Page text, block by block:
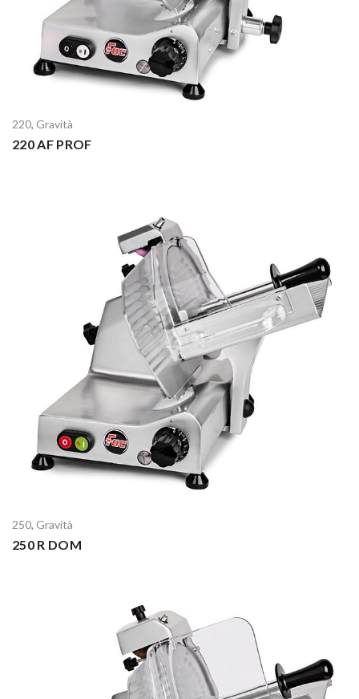
220, Gravità
220 AF PROF
250, Gravità
250 R DOM